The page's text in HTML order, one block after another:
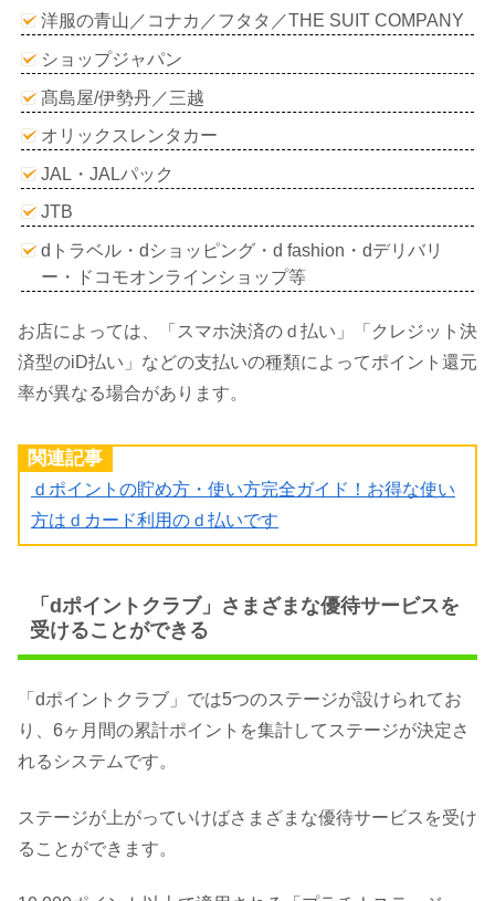
洋服の青山／コナカ／フタタ／THE SUIT COMPANY
ショップジャパン
髙島屋/伊勢丹／三越
オリックスレンタカー
JAL・JALパック
JTB
dトラベル・dショッピング・d fashion・dデリバリ
ー・ドコモオンラインショップ等
お店によっては、「スマホ決済のｄ払い」「クレジット決
済型のiD払い」などの支払いの種類によってポイント還元
率が異なる場合があります。
関連記事
ｄポイントの貯め方・使い方完全ガイド！お得な使い
方はｄカード利用のｄ払いです
「dポイントクラブ」さまざまな優待サービスを
受けることができる
「dポイントクラブ」では5つのステージが設けられてお
り、6ヶ月間の累計ポイントを集計してステージが決定さ
れるシステムです。
ステージが上がっていけばさまざまな優待サービスを受け
ることができます。